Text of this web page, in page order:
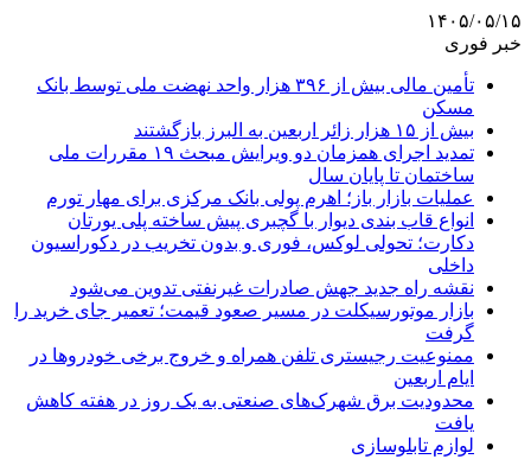
۱۴۰۵/۰۵/۱۵
خبر فوری
تأمین مالی بیش از ۳۹۶ هزار واحد نهضت ملی توسط بانک
مسکن
بیش از ۱۵ هزار زائر اربعین به البرز بازگشتند
تمدید اجرای همزمان دو ویرایش مبحث ۱۹ مقررات ملی
ساختمان تا پایان سال
عملیات بازار باز؛ اهرم پولی بانک مرکزی برای مهار تورم
انواع قاب بندی دیوار با گچبری پیش ساخته پلی یورتان
دکارت؛ تحولی لوکس، فوری و بدون تخریب در دکوراسیون
داخلی
نقشه راه جدید جهش صادرات غیرنفتی تدوین می‌شود
بازار موتورسیکلت در مسیر صعود قیمت؛ تعمیر جای خرید را
گرفت
ممنوعیت رجیستری تلفن همراه و خروج برخی خودروها در
ایام اربعین
محدودیت برق شهرک‌های صنعتی به یک روز در هفته کاهش
یافت
لوازم تابلوسازی